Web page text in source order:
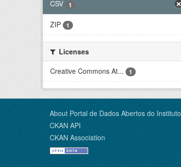
CSV
1
ZIP 1
Licenses
Creative Commons At...
1
About Portal de Dados Abertos do
CKAN API
CKAN Association